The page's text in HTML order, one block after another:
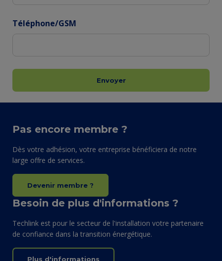
Téléphone/GSM
Envoyer
Pas encore membre ?
Dès votre adhésion, votre entreprise bénéficiera de notre
large offre de services.
Devenir membre ?
Besoin de plus d'informations ?
Techlink est pour le secteur de l'installation votre partenaire
de confiance dans la transition énergétique.
Plus d'informations